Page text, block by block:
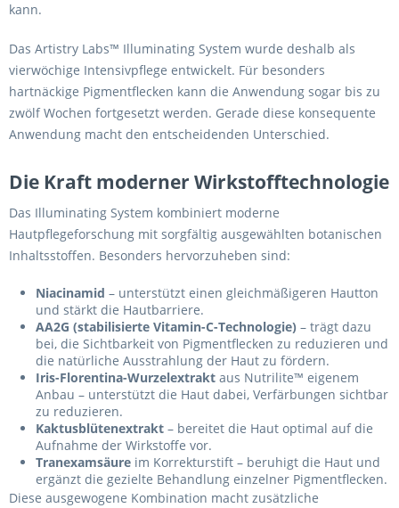
kann.
Das Artistry Labs™ Illuminating System wurde deshalb als
vierwöchige Intensivpflege entwickelt. Für besonders
hartnäckige Pigmentflecken kann die Anwendung sogar bis zu
zwölf Wochen fortgesetzt werden. Gerade diese konsequente
Anwendung macht den entscheidenden Unterschied.
Die Kraft moderner Wirkstofftechnologie
Das Illuminating System kombiniert moderne
Hautpflegeforschung mit sorgfältig ausgewählten botanischen
Inhaltsstoffen. Besonders hervorzuheben sind:
Niacinamid – unterstützt einen gleichmäßigeren Hautton
und stärkt die Hautbarriere.
AA2G (stabilisierte Vitamin-C-Technologie) – trägt dazu
bei, die Sichtbarkeit von Pigmentflecken zu reduzieren und
die natürliche Ausstrahlung der Haut zu fördern.
Iris-Florentina-Wurzelextrakt aus Nutrilite™ eigenem
Anbau – unterstützt die Haut dabei, Verfärbungen sichtbar
zu reduzieren.
Kaktusblütenextrakt – bereitet die Haut optimal auf die
Aufnahme der Wirkstoffe vor.
Tranexamsäure im Korrekturstift – beruhigt die Haut und
ergänzt die gezielte Behandlung einzelner Pigmentflecken.
Diese ausgewogene Kombination macht zusätzliche